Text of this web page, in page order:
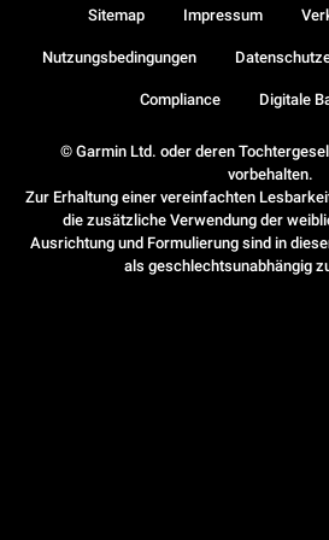
© Garmin Ltd. oder deren
vorbehalten.
Zur Erhaltung einer vereinfachten
die zusätzliche Verwendung der
Ausrichtung und Formulierung sind in
als geschlechtsunabhängig
Sitemap Impressum
Nutzungsbedingungen
Compliance Digitale